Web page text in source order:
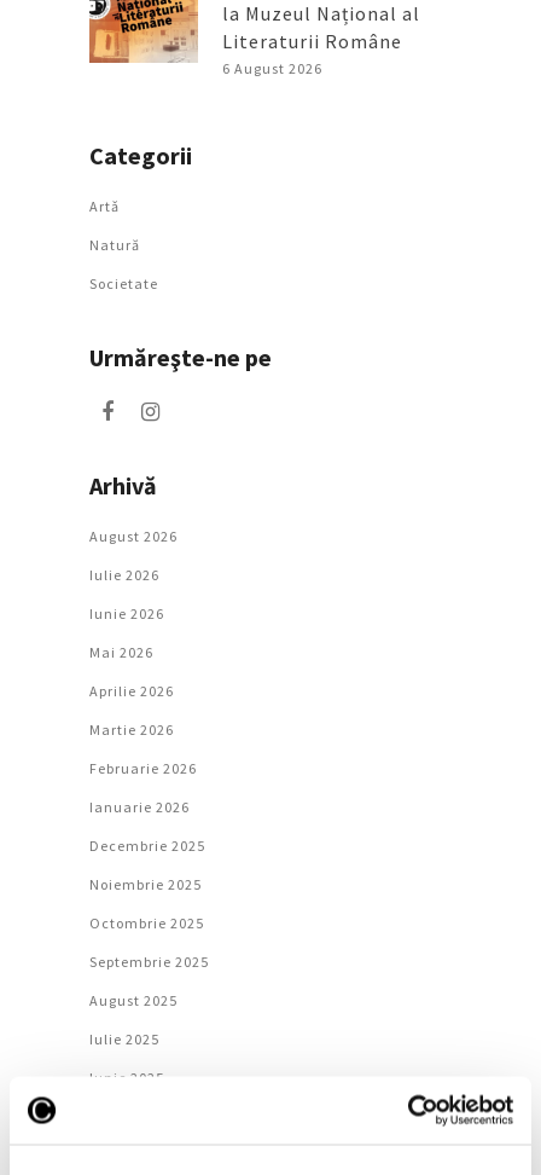
la Muzeul Național al
Literaturii Române
6 August 2026
Categorii
Artǎ
Natură
Societate
Urmăreşte-ne pe
Arhivă
August 2026
Iulie 2026
Iunie 2026
Mai 2026
Aprilie 2026
Martie 2026
Februarie 2026
Ianuarie 2026
Decembrie 2025
Noiembrie 2025
Octombrie 2025
Septembrie 2025
August 2025
Iulie 2025
Iunie 2025